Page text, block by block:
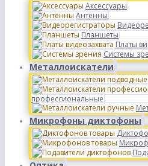
Аксессуары
Антенны
Планшеты
Платы
Системы
Металлоискатели
профессиональные
Микрофоны диктофоны